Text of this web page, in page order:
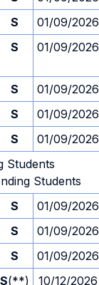
S 01/09/2026
S 01/09/2026
S 01/09/2026
S 01/09/2026
S 01/09/2026
Students
Students
S 01/09/2026
S 01/09/2026
S 01/09/2026
S(**) 10/12/2026